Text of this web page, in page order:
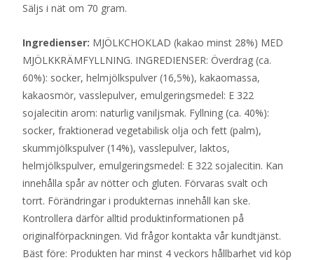
Säljs i nät om 70 gram.
Ingredienser: MJÖLKCHOKLAD (kakao minst 28%) MED
MJÖLKKRÄMFYLLNING. INGREDIENSER: Överdrag (ca.
60%): socker, helmjölkspulver (16,5%), kakaomassa,
kakaosmör, vasslepulver, emulgeringsmedel: E 322
sojalecitin arom: naturlig vaniljsmak. Fyllning (ca. 40%):
socker, fraktionerad vegetabilisk olja och fett (palm),
skummjölkspulver (14%), vasslepulver, laktos,
helmjölkspulver, emulgeringsmedel: E 322 sojalecitin. Kan
innehålla spår av nötter och gluten. Förvaras svalt och
torrt. Förändringar i produkternas innehåll kan ske.
Kontrollera därför alltid produktinformationen på
originalförpackningen. Vid frågor kontakta vår kundtjänst.
Bäst före: Produkten har minst 4 veckors hållbarhet vid köp